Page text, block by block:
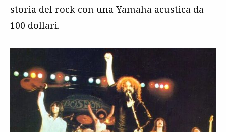
storia del rock con una Yamaha acustica da
100 dollari.